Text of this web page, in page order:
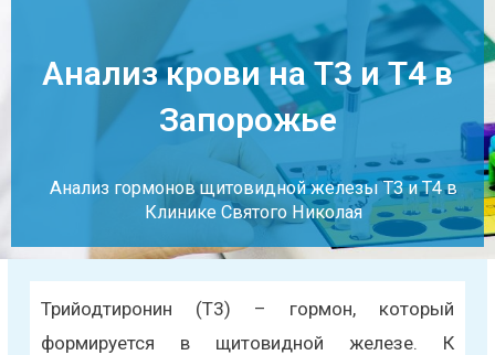
Анализ крови на Т3 и Т4 в
Запорожье
Анализ гормонов щитовидной железы Т3 и Т4 в
Клинике Святого Николая
Трийодтиронин (Т3) – гормон, который
формируется в щитовидной железе. К